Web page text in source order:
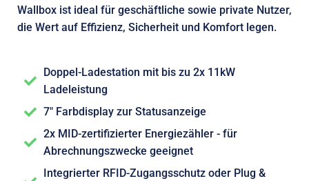
Wallbox ist ideal für geschäftliche sowie private Nutzer,
die Wert auf Effizienz, Sicherheit und Komfort legen.
Doppel-Ladestation mit bis zu 2x 11kW
Ladeleistung
7" Farbdisplay zur Statusanzeige
2x MID-zertifizierter Energiezähler - für
Abrechnungszwecke geeignet
Integrierter RFID-Zugangsschutz oder Plug &